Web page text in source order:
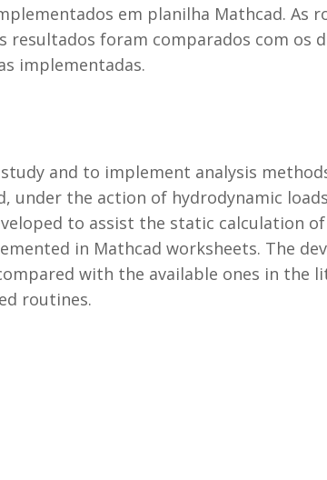
em planilha Mathcad. As
resultados foram comparados com os
implementadas.
and to implement analysis
under the action of hydrodynamic
to assist the static calculation
in Mathcad worksheets. The
with the available ones in
routines.